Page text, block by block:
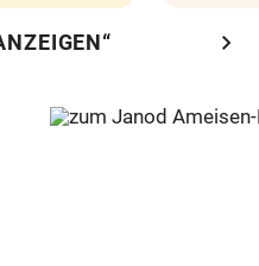
chevron_right